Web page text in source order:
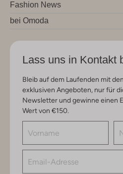
Fashion News
bei Omoda
Lass uns in Kontakt
Bleib auf dem Laufenden mit
exklusiven Angeboten, nur für
Newsletter und gewinne einen
Wert von €150.